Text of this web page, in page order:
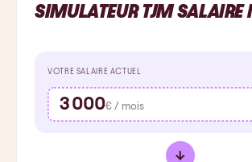
SIMULATEUR TJM SALAIRE
VOTRE SALAIRE ACTUEL
3 000€ / mois
→